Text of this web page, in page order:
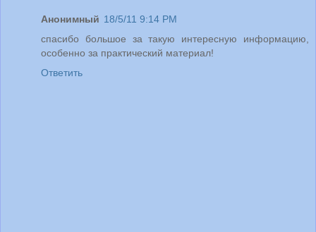
Анонимный 18/5/11 9:14 PM
спасибо большое за такую интересную информацию,
особенно за практический материал!
Ответить